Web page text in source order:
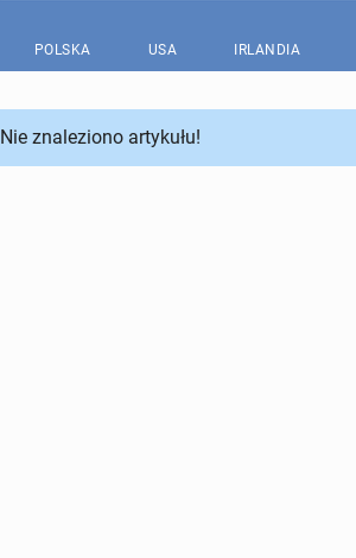
POLSKA USA IRLANDIA
Nie znaleziono artykułu!